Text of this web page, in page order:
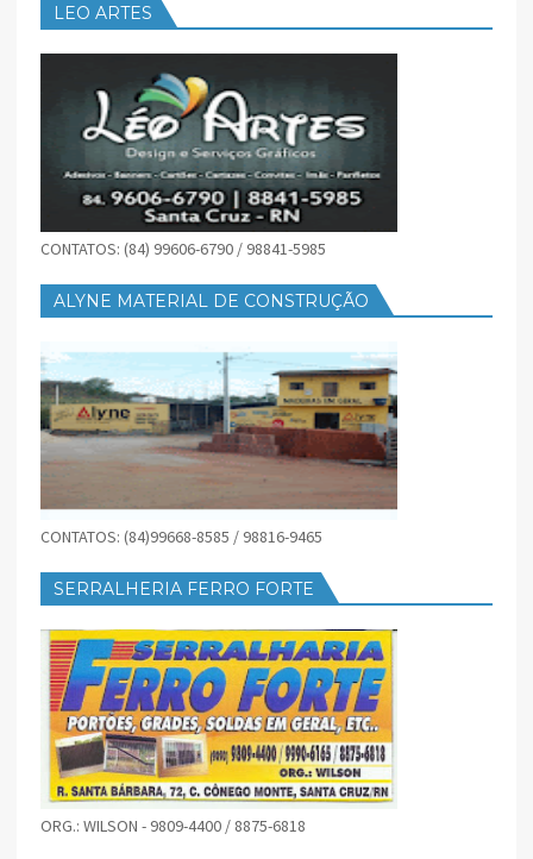
LEO ARTES
CONTATOS: (84) 99606-6790 / 98841-5985
ALYNE MATERIAL DE CONSTRUÇÃO
CONTATOS: (84)99668-8585 / 98816-9465
SERRALHERIA FERRO FORTE
ORG.: WILSON - 9809-4400 / 8875-6818